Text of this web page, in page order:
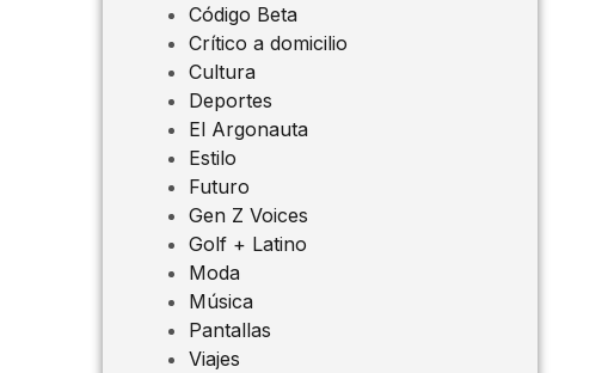
Código Beta
Crítico a domicilio
Cultura
Deportes
El Argonauta
Estilo
Futuro
Gen Z Voices
Golf + Latino
Moda
Música
Pantallas
Viajes